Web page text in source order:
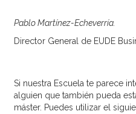
Pablo Martínez-Echeverría.
Director General de EUDE
Si nuestra Escuela te parece
alguien que también pueda
máster. Puedes utilizar el